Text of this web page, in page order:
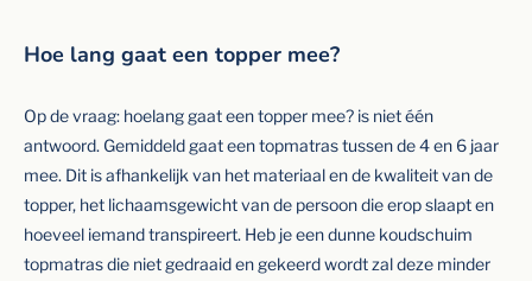
Hoe lang gaat een topper mee?
Op de vraag: hoelang gaat een topper mee? is niet één
antwoord. Gemiddeld gaat een topmatras tussen de 4 en 6 jaar
mee. Dit is afhankelijk van het materiaal en de kwaliteit van de
topper, het lichaamsgewicht van de persoon die erop slaapt en
hoeveel iemand transpireert. Heb je een dunne koudschuim
topmatras die niet gedraaid en gekeerd wordt zal deze minder